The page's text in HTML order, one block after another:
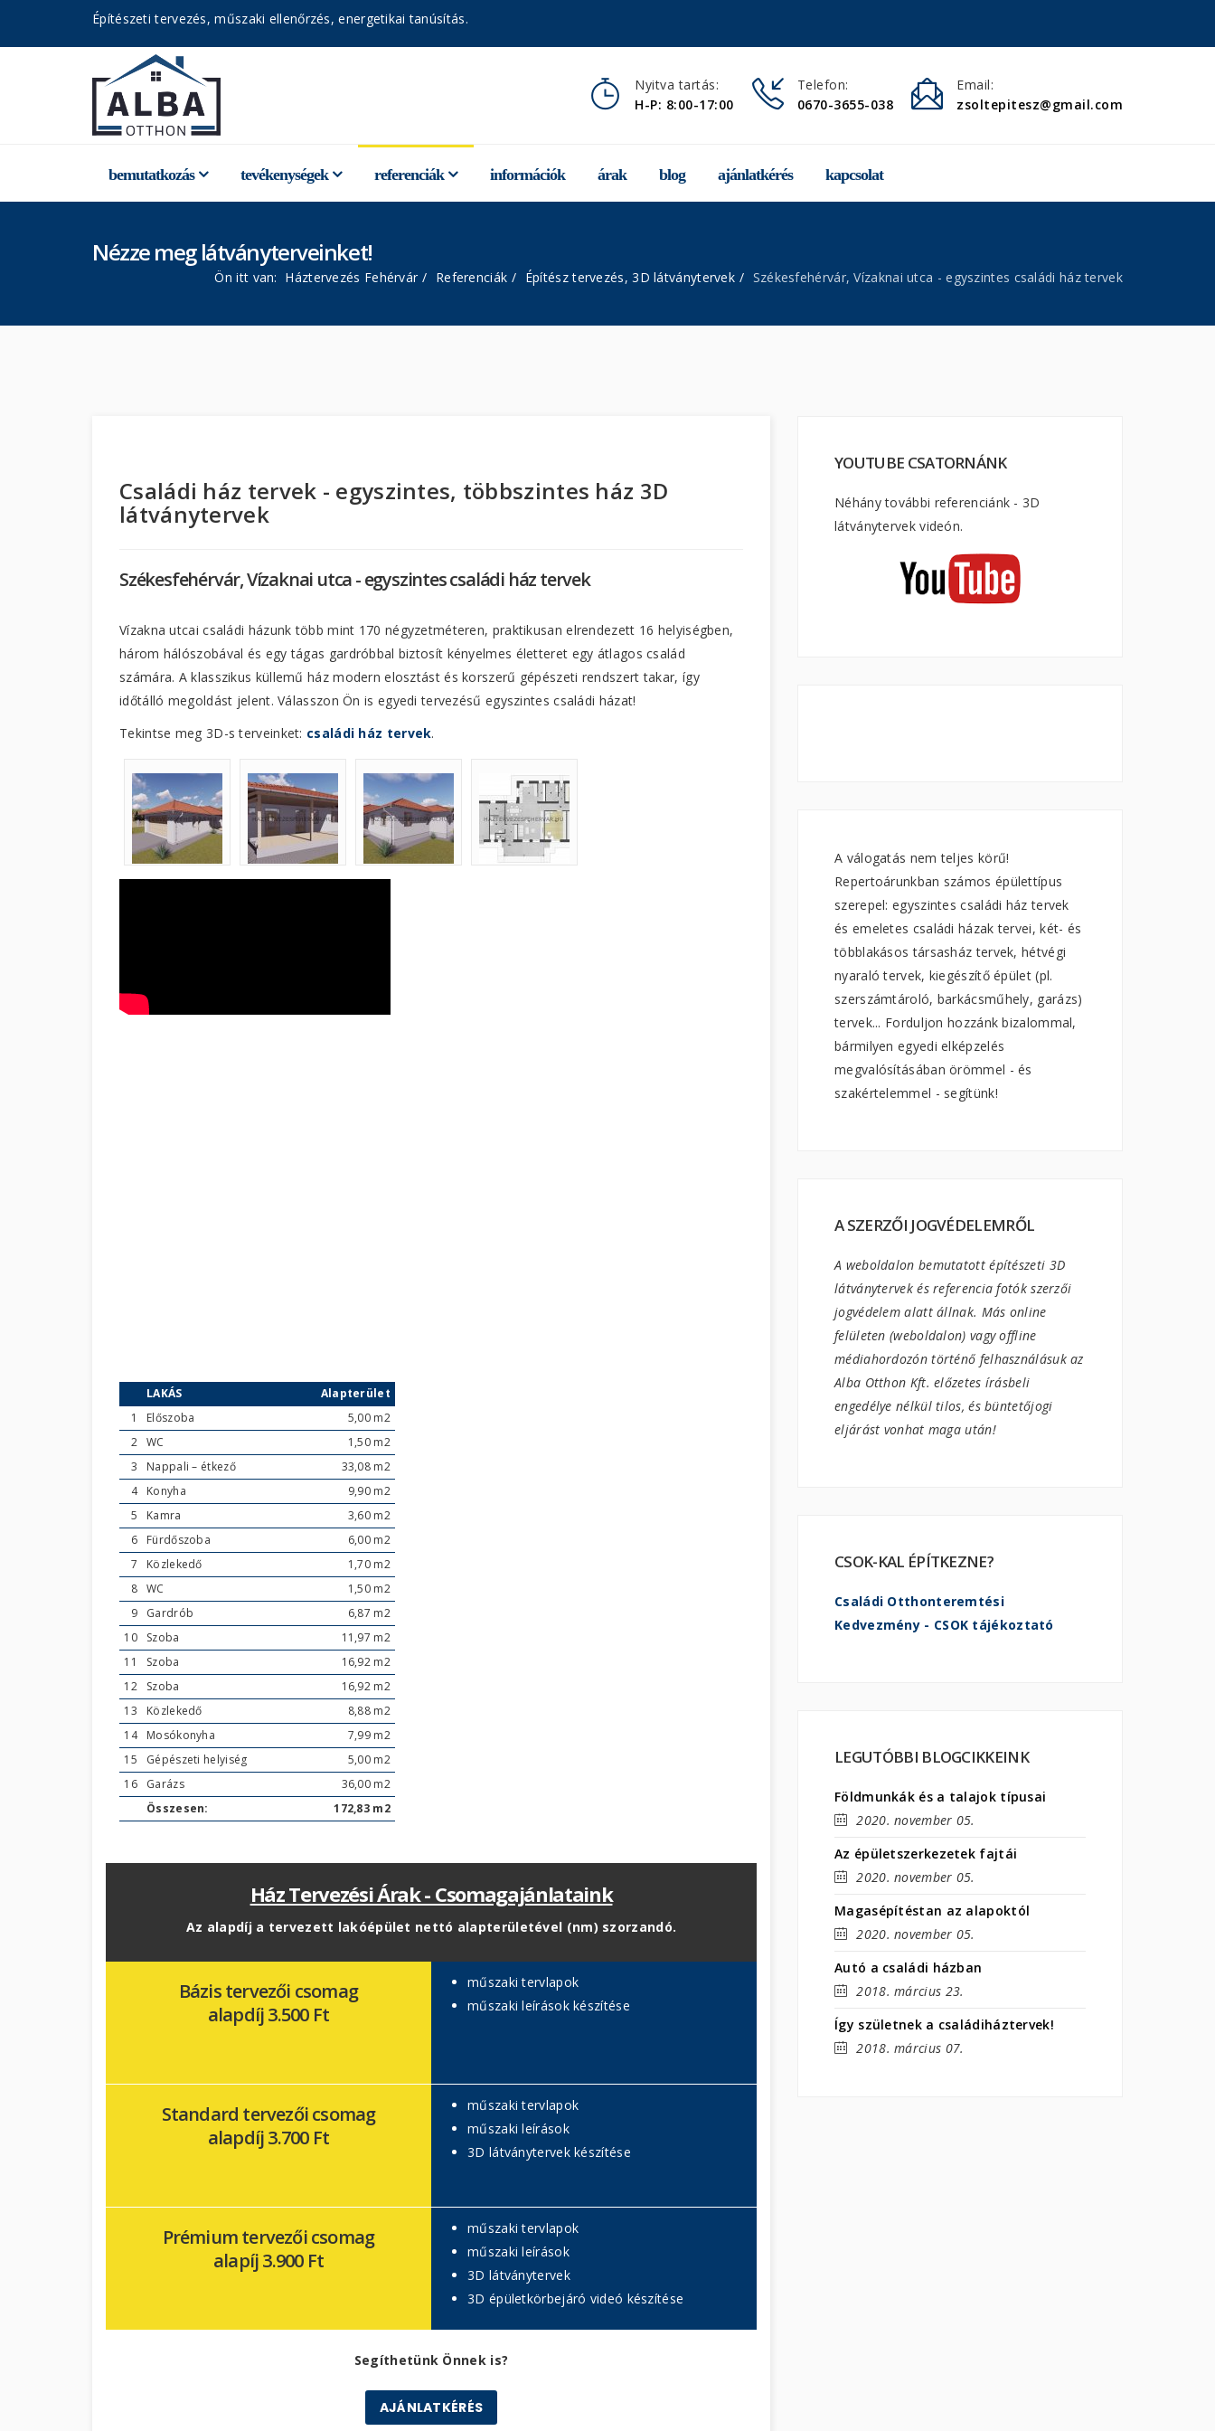
Építészeti tervezés, műszaki ellenőrzés, energetikai tanúsítás.
Nyitva tartás:
H-P: 8:00-17:00
Telefon:
0670-3655-038
Email:
zsoltepitesz@gmail.com
bemutatkozás tevékenységek referenciák információk árak blog ajánlatkérés kapcsolat
Nézze meg látványterveinket!
Ön itt van: Háztervezés Fehérvár Referenciák Építész tervezés, 3D látványtervek Székesfehérvár, Vízaknai utca - egyszintes családi ház tervek
Családi ház tervek - egyszintes, többszintes ház 3D
látványtervek
Székesfehérvár, Vízaknai utca - egyszintes családi ház tervek
Vízakna utcai családi házunk több mint 170 négyzetméteren, praktikusan elrendezett 16 helyiségben,
három hálószobával és egy tágas gardróbbal biztosít kényelmes életteret egy átlagos család
számára. A klasszikus küllemű ház modern elosztást és korszerű gépészeti rendszert takar, így
időtálló megoldást jelent. Válasszon Ön is egyedi tervezésű egyszintes családi házat!
Tekintse meg 3D-s terveinket: családi ház tervek.
LAKÁS
Alapterület
1
Előszoba
5,00 m2
2 WC
1,50 m2
3
Nappali – étkező
33,08 m2
4
Konyha
9,90 m2
5
Kamra
3,60 m2
6
Fürdőszoba
6,00 m2
7
Közlekedő
1,70 m2
8 WC
1,50 m2
9
Gardrób
6,87 m2
10
Szoba
11,97 m2
11
Szoba
16,92 m2
12
Szoba
16,92 m2
13
Közlekedő
8,88 m2
14
Mosókonyha
7,99 m2
15
Gépészeti helyiség
5,00 m2
16
Garázs
36,00 m2
Összesen:
172,83 m2
Ház Tervezési Árak - Csomagajánlataink
Az alapdíj a tervezett lakóépület nettó alapterületével (nm) szorzandó.
Bázis tervezői csomag
alapdíj 3.500 Ft
műszaki tervlapok
műszaki leírások készítése
Standard tervezői csomag
alapdíj 3.700 Ft
műszaki tervlapok
műszaki leírások
3D látványtervek készítése
Prémium tervezői csomag
alapíj 3.900 Ft
műszaki tervlapok
műszaki leírások
3D látványtervek
3D épületkörbejáró videó készítése
Segíthetünk Önnek is?
AJÁNLATKÉRÉS
YOUTUBE CSATORNÁNK
Néhány további referenciánk - 3D
látványtervek videón.
A válogatás nem teljes körű!
Repertoárunkban számos épülettípus
szerepel: egyszintes családi ház tervek
és emeletes családi házak tervei, két- és
többlakásos társasház tervek, hétvégi
nyaraló tervek, kiegészítő épület (pl.
szerszámtároló, barkácsműhely, garázs)
tervek... Forduljon hozzánk bizalommal,
bármilyen egyedi elképzelés
megvalósításában örömmel - és
szakértelemmel - segítünk!
A SZERZŐI JOGVÉDELEMRŐL
A weboldalon bemutatott építészeti 3D
látványtervek és referencia fotók szerzői
jogvédelem alatt állnak. Más online
felületen (weboldalon) vagy offline
médiahordozón történő felhasználásuk az
Alba Otthon Kft. előzetes írásbeli
engedélye nélkül tilos, és büntetőjogi
eljárást vonhat maga után!
CSOK-KAL ÉPÍTKEZNE?
Családi Otthonteremtési
Kedvezmény - CSOK tájékoztató
LEGUTÓBBI BLOGCIKKEINK
Földmunkák és a talajok típusai
2020. november 05.
Az épületszerkezetek fajtái
2020. november 05.
Magasépítéstan az alapoktól
2020. november 05.
Autó a családi házban
2018. március 23.
Így születnek a családiháztervek!
2018. március 07.